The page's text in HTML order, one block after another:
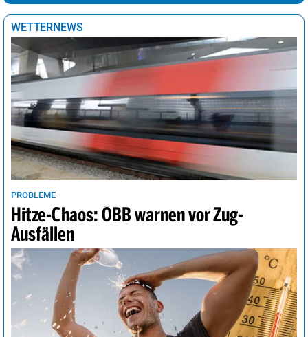
Tokio
Tunis 33° sonnig 6%
Vancouver 19° 21%
Wellington 12° heiter 27%
Wien 36° heiter 34%
WETTERNEWS
PROBLEME
Hitze-Chaos: ÖBB warnen vor Zug-
Ausfällen